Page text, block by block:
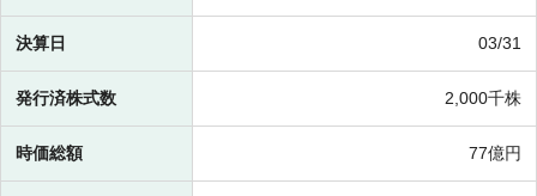
決算日 03/31
発行済株式数 2,000千株
時価総額 77億円